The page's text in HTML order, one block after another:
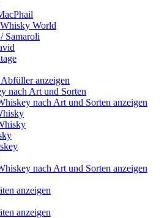
World
Samaroli
anzeigen
nach Art und Sorten
nach Art und Sorten anzeigen
nach Art und Sorten anzeigen
anzeigen
anzeigen